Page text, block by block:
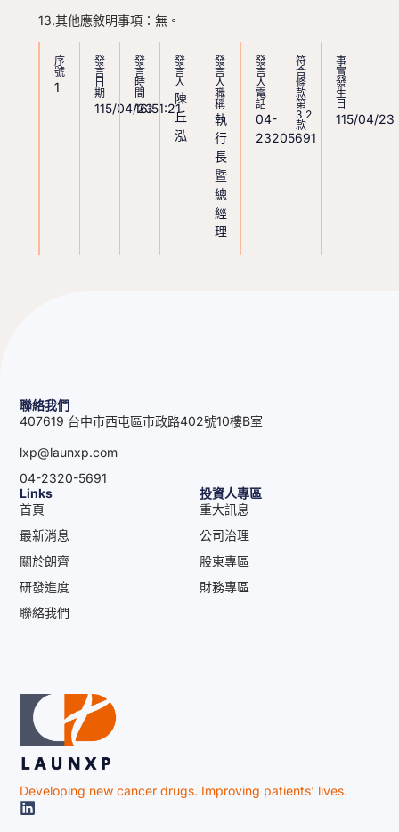
序
號
1
發
言
日
期
115/04/23
發
言
時
間
16:51:21
發
言
人
陳
丘
泓
發
言
人
職
稱
執
行
長
暨
總
經
理
發
言
人
電
話
04-
23205691
符
合
條
款
第
32
款
事
實
發
生
日
115/04/23
13.其他應敘明事項：無。
Developing new cancer drugs. Improving patients' lives.
Links
首頁
最新消息
關於朗齊
研發進度
聯絡我們
投資人專區
重大訊息
公司治理
股東專區
財務專區
聯絡我們
407619 台中市西屯區市政路402號10樓B室
lxp@launxp.com
04-2320-5691